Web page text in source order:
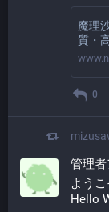
魔理
質・
0
管理者
よう
Hello